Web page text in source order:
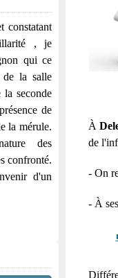
À
de
- On
- À
constatant
, je
qui ce
de la salle
seconde
de
la mérule.
des
confronté.
d'un